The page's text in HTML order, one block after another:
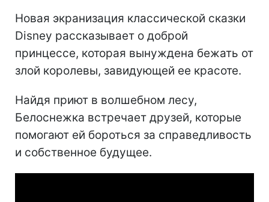
Новая экранизация классической сказки
Disney рассказывает о доброй
принцессе, которая вынуждена бежать от
злой королевы, завидующей ее красоте.
Найдя приют в волшебном лесу,
Белоснежка встречает друзей, которые
помогают ей бороться за справедливость
и собственное будущее.